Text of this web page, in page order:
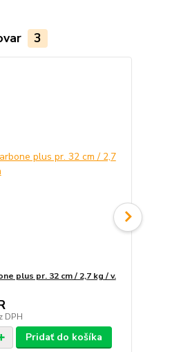
3
plus pr. 32 cm / 2,7 kg / v.
DPH
Pridať do košíka